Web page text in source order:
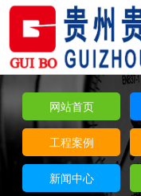
网站首页
工程案例
新闻中心